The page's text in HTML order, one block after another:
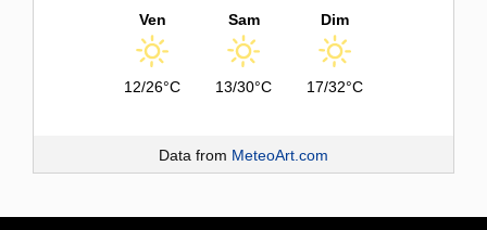
Ven
12/26°C
Sam
13/30°C
Dim
17/32°C
Data from MeteoArt.com